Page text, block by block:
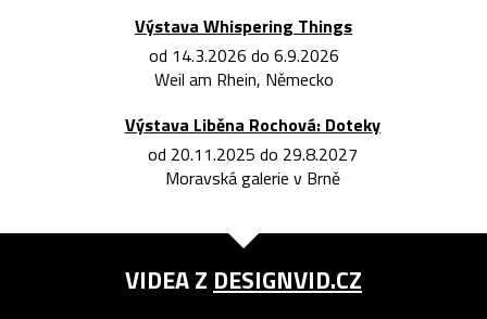
Výstava Whispering Things
od 14.3.2026 do 6.9.2026
Weil am Rhein, Německo
Výstava Liběna Rochová: Doteky
od 20.11.2025 do 29.8.2027
Moravská galerie v Brně
VIDEA Z DESIGNVID.CZ